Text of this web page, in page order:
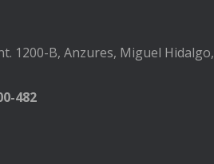
1200-B, Anzures, Miguel Hidalgo,
482